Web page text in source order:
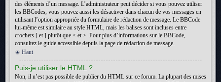
des éléments d’un message. L’administrateur peut décider si vous pouvez utiliser
les BBCodes, vous pouvez aussi les désactiver dans chacun de vos messages en
utilisant l’option appropriée du formulaire de rédaction de message. Le BBCode
lui-même est similaire au style HTML, mais les balises sont incluses entre
crochets [ et ] plutôt que < et >. Pour plus d’informations sur le BBCode,
consultez le guide accessible depuis la page de rédaction de message.
Haut
Puis-je utiliser le HTML ?
Non, il n’est pas possible de publier du HTML sur ce forum. La plupart des mises